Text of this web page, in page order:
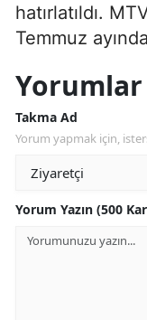
hatırlatıldı.
Temmuz
Yorumlar
Takma Ad
Yorum yapmak için,
Yorum Yazın (500